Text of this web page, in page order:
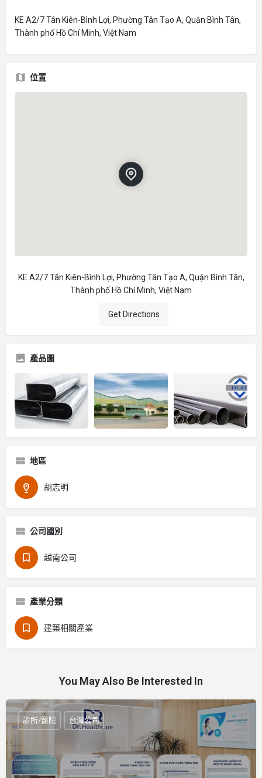
KE A2/7 Tân Kiên-Bình Lợi, Phường Tân Tạo A, Quận Bình Tân,
Thành phố Hồ Chí Minh, Việt Nam
位置
KE A2/7 Tân Kiên-Bình Lợi, Phường Tân Tạo A, Quận Bình Tân,
Thành phố Hồ Chí Minh, Việt Nam
Get Directions
產品圖
地區
胡志明
公司國別
越南公司
產業分類
建築相關產業
You May Also Be Interested In
診所/醫院 台灣公司